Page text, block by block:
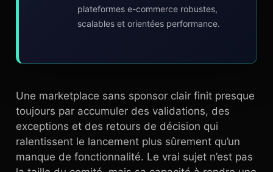
plateformes e-commerce robustes,
scalables et orientées performance.
Une marketplace sans sponsor clair finit presque
toujours par accumuler des validations, des
exceptions et des retours de décision qui
ralentissent le lancement plus sûrement qu’un
manque de fonctionnalité. Le vrai sujet n’est pas